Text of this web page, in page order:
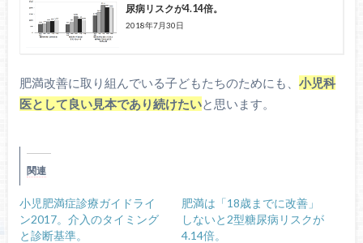
尿病リスクが4.14倍。
2018年7月30日
肥満改善に取り組んでいる子どもたちのためにも、 小児科
医として良い見本であり続けたいと思います。
関連
小児肥満症診療ガイドライ
ン2017。介入のタイミング
と診断基準。
肥満は「18歳までに改善」
しないと2型糖尿病リスクが
4.14倍。